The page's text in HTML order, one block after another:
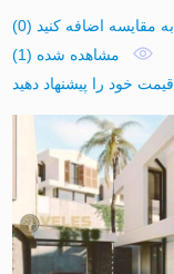
به مقایسه اضافه کنید (
0
)
مشاهده شده (1)
قیمت خود را پیشنهاد دهید